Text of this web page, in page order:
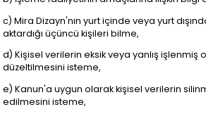
c) Mira Dizayn'nın yurt içinde veya yurt
aktardığı üçüncü kişileri bilme,
d) Kişisel verilerin eksik veya yanlış işlenmiş
düzeltilmesini isteme,
e) Kanun'a uygun olarak kişisel verilerin
edilmesini isteme,